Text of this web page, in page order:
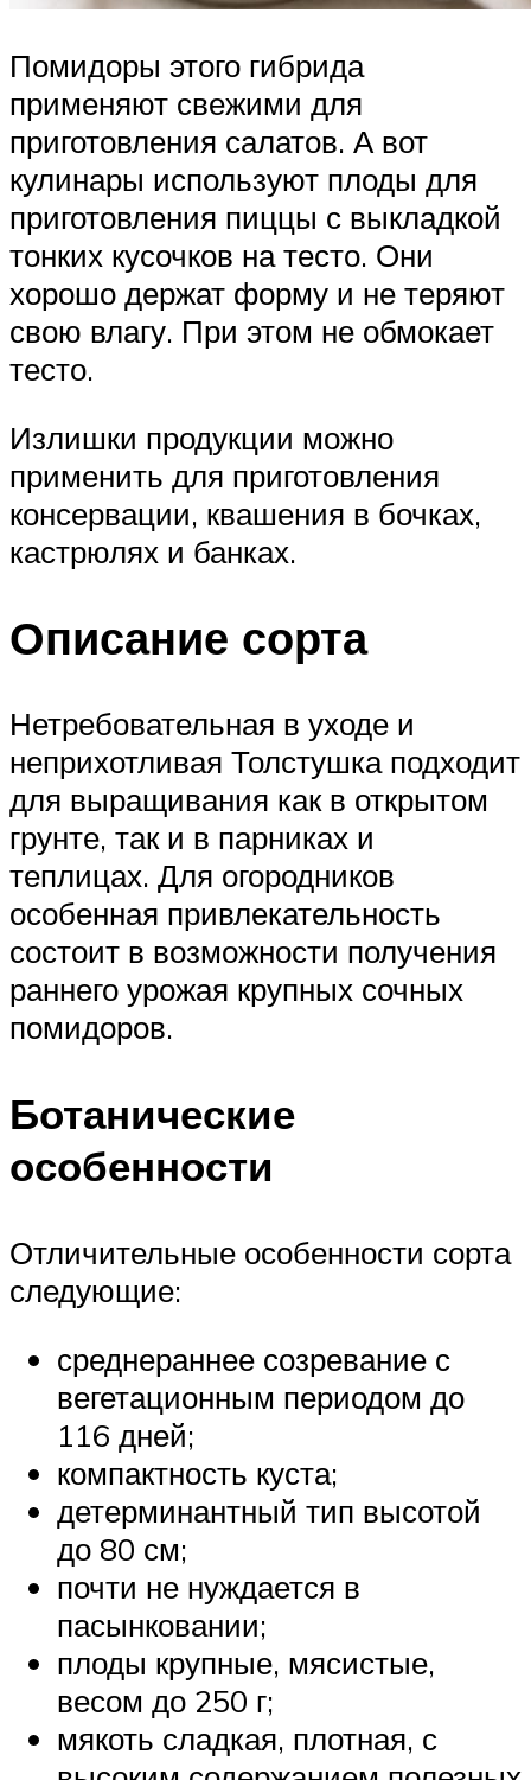
Помидоры этого гибрида
применяют свежими для
приготовления салатов. А вот
кулинары используют плоды для
приготовления пиццы с выкладкой
тонких кусочков на тесто. Они
хорошо держат форму и не теряют
свою влагу. При этом не обмокает
тесто.
Излишки продукции можно
применить для приготовления
консервации, квашения в бочках,
кастрюлях и банках.
Описание сорта
Нетребовательная в уходе и
неприхотливая Толстушка подходит
для выращивания как в открытом
грунте, так и в парниках и
теплицах. Для огородников
особенная привлекательность
состоит в возможности получения
раннего урожая крупных сочных
помидоров.
Ботанические
особенности
Отличительные особенности сорта
следующие:
среднераннее созревание с
вегетационным периодом до
116 дней;
компактность куста;
детерминантный тип высотой
до 80 см;
почти не нуждается в
пасынковании;
плоды крупные, мясистые,
весом до 250 г;
мякоть сладкая, плотная, с